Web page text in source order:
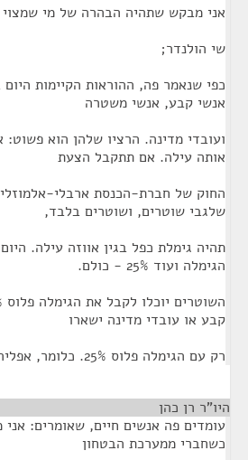
אני מבקש שתהיה הבהרה של מי שמצוי
שי הולנדר;
כפי שנאמר פה, ההוראות הקיימות היום
אנשי קבע, אנשי משטרה
ועובדי מדינה. הרציו שלהן הוא פשוט:
אותה עילה. אם תתקבל הצעת
החוק של חברת-הכנסת ארבלי-
שלגבי שוטרים, ושוטרים בלבד,
תהיה גימלת כפל בגין אווזה עילה.
הגימלה ועוד 25% - כולם.
קבע או עובדי מדינה ישארו
רק עם הגימלה פלוס 25%. כלומר, אפליה לטובת השוטרים.
היו"ר רן כהן
כשחברי ממערכת הבטחון